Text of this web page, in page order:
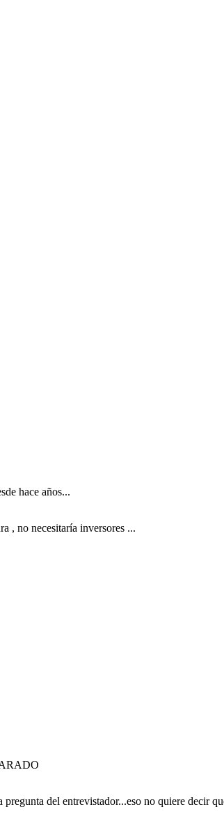
hace años...
, no necesitaría inversores ...
del entrevistador...eso no quiere decir